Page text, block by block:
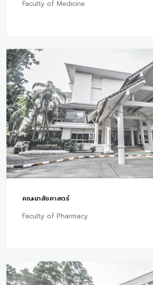
Faculty of Medicine
คณะเภสัชศาสตร์
Faculty of Pharmacy